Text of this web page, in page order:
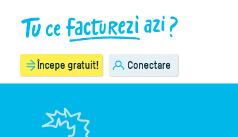
Începe gratuit! Conectare